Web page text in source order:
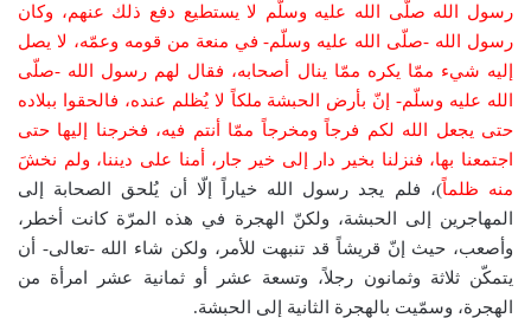
رسول الله صلّى الله عليه وسلّم لا يستطيع دفع ذلك عنهم، وكان
رسول الله -صلّى الله عليه وسلّم- في منعة من قومه وعمّه، لا يصل
إليه شيء ممّا يكره ممّا ينال أصحابه، فقال لهم رسول الله -صلّى
الله عليه وسلّم- إنّ بأرض الحبشة ملكاً لا يُظلم عنده، فالحقوا ببلاده
حتى يجعل الله لكم فرجاً ومخرجاً ممّا أنتم فيه، فخرجنا إليها حتى
اجتمعنا بها، فنزلنا بخير دار إلى خير جار، أمنا على ديننا، ولم نخشَ
منه ظلماً)، فلم يجد رسول الله خياراً إلّا أن يُلحق الصحابة إلى
المهاجرين إلى الحبشة، ولكنّ الهجرة في هذه المرّة كانت أخطر،
وأصعب، حيث إنّ قريشاً قد تنبهت للأمر، ولكن شاء الله -تعالى- أن
يتمكّن ثلاثة وثمانون رجلاً، وتسعة عشر أو ثمانية عشر امرأة من
الهجرة، وسمّيت بالهجرة الثانية إلى الحبشة.